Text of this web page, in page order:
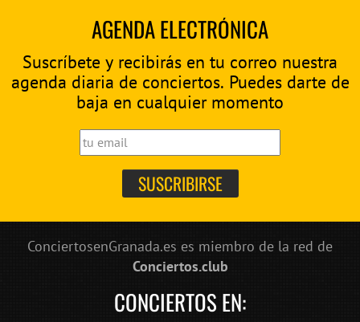
AGENDA ELECTRÓNICA
Suscríbete y recibirás en tu correo nuestra
agenda diaria de conciertos. Puedes darte de
baja en cualquier momento
ConciertosenGranada.es es miembro de la red de
Conciertos.club
CONCIERTOS EN: